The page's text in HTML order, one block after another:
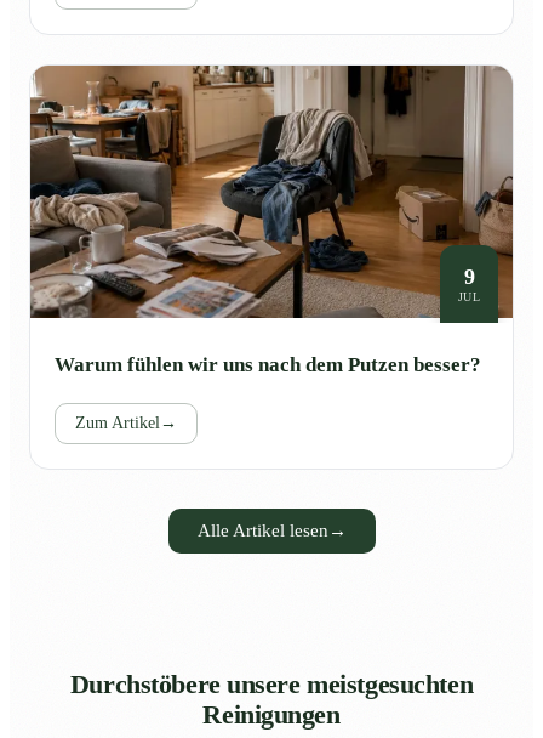
9
JUL
Warum fühlen wir uns nach dem Putzen besser?
Zum Artikel→
Alle Artikel lesen →
Durchstöbere unsere meistgesuchten
Reinigungen